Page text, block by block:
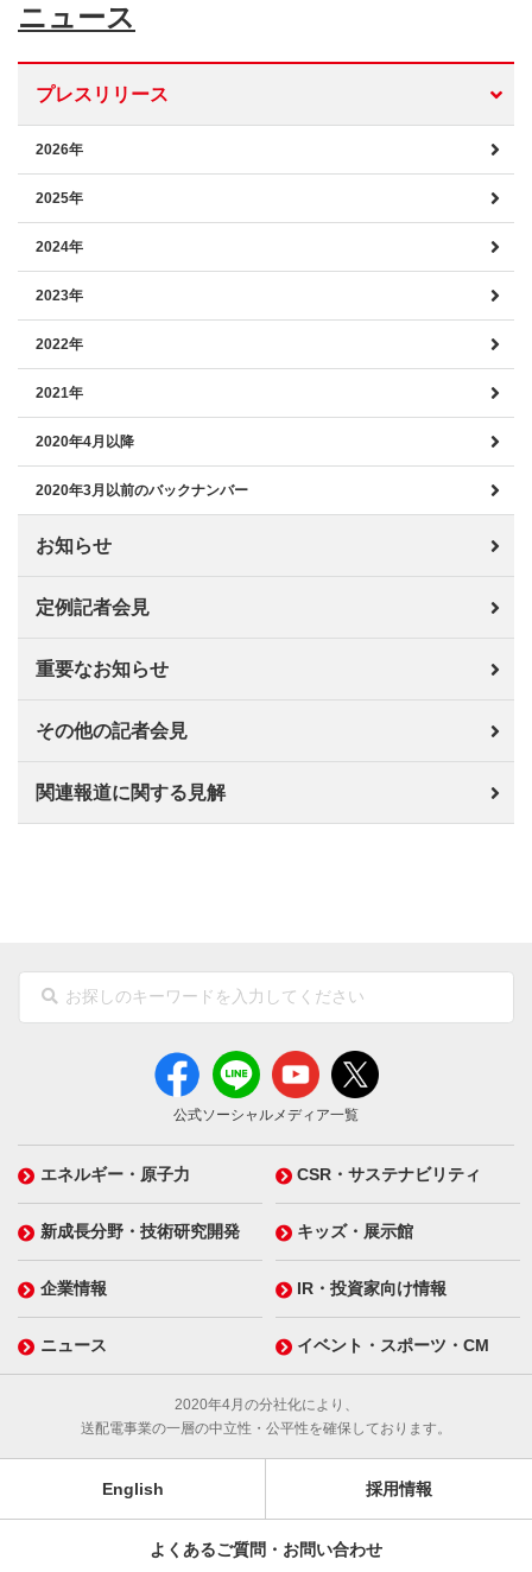
ニュース
プレスリリース
2026年
2025年
2024年
2023年
2022年
2021年
2020年4月以降
2020年3月以前のバックナンバー
お知らせ
定例記者会見
重要なお知らせ
その他の記者会見
関連報道に関する見解
公式ソーシャルメディア一覧
エネルギー・原子力 CSR・サステナビリティ
新成長分野・技術研究開発 キッズ・展示館
企業情報 IR・投資家向け情報
ニュース イベント・スポーツ・CM
2020年4月の分社化により、
送配電事業の一層の中立性・公平性を確保しております。
English 採用情報
よくあるご質問・お問い合わせ